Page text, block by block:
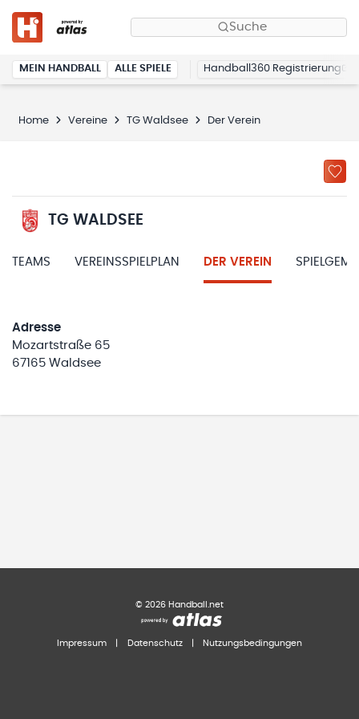
Suche
MEIN HANDBALL ALLE SPIELE Handball360 Registrierung
Home Vereine TG Waldsee Der Verein
TG WALDSEE
TEAMS VEREINSSPIELPLAN DER VEREIN
Adresse
Mozartstraße 65
67165 Waldsee
© 2026 Handball.net
Impressum Datenschutz Nutzungsbedingungen